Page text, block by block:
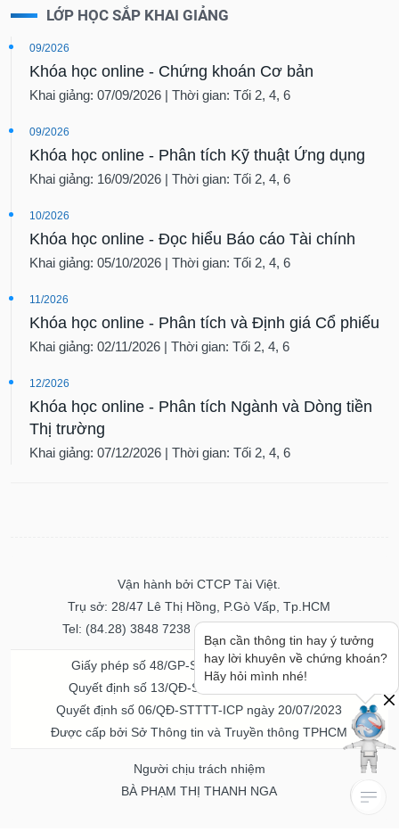
LỚP HỌC SẮP KHAI GIẢNG
09/2026
Khóa học online - Chứng khoán Cơ bản
Khai giảng: 07/09/2026 | Thời gian: Tối 2, 4, 6
09/2026
Khóa học online - Phân tích Kỹ thuật Ứng dụng
Khai giảng: 16/09/2026 | Thời gian: Tối 2, 4, 6
10/2026
Khóa học online - Đọc hiểu Báo cáo Tài chính
Khai giảng: 05/10/2026 | Thời gian: Tối 2, 4, 6
11/2026
Khóa học online - Phân tích và Định giá Cổ phiếu
Khai giảng: 02/11/2026 | Thời gian: Tối 2, 4, 6
12/2026
Khóa học online - Phân tích Ngành và Dòng tiền
Thị trường
Khai giảng: 07/12/2026 | Thời gian: Tối 2, 4, 6
Vận hành bởi CTCP Tài Việt.
Trụ sở: 28/47 Lê Thị Hồng, P.Gò Vấp, Tp.HCM
Tel: (84.28) 3848 7238 - Fax: (84.28) 3848 7237
Giấy phép số 48/GP-STTTT ngày 04/11/2016
Quyết định số 13/QĐ-STTTT ngày 02/11/2017
Quyết định số 06/QĐ-STTTT-ICP ngày 20/07/2023
Được cấp bởi Sở Thông tin và Truyền thông TPHCM
Người chịu trách nhiệm
BÀ PHẠM THỊ THANH NGA
Bạn cần thông tin hay ý tưởng
hay lời khuyên về chứng khoán?
Hãy hỏi mình nhé!